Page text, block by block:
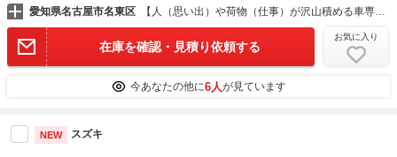
愛知県名古屋市名東区 【人（思い出）や荷物（仕事）が沢山積める車専門店】クルオク名古屋インター店
在庫を確認・見積り依頼する
お気に入り
今あなたの他に6人が見ています
NEW スズキ